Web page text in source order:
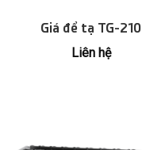
Giá để tạ TG-210
Liên hệ